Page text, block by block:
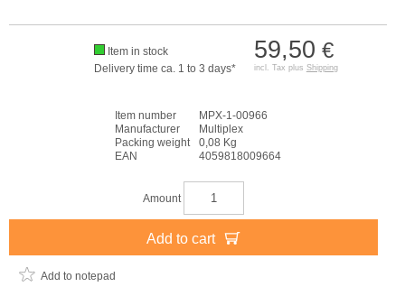
59,50 €
incl. Tax plus Shipping
Item in stock
Delivery time ca. 1 to 3 days*
Item number
MPX-1-00966
Manufacturer
Multiplex
Packing weight
0,08 Kg
EAN
4059818009664
Amount
Add to cart
Add to notepad